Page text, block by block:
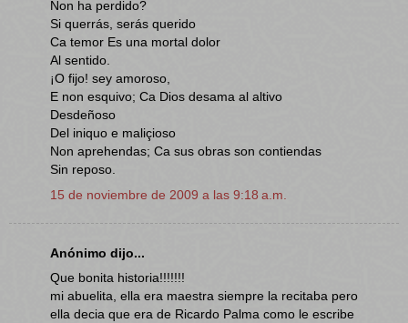
Non ha perdido?
Si querrás, serás querido
Ca temor Es una mortal dolor
Al sentido.
¡O fijo! sey amoroso,
E non esquivo; Ca Dios desama al altivo
Desdeñoso
Del iniquo e maliçioso
Non aprehendas; Ca sus obras son contiendas
Sin reposo.
15 de noviembre de 2009 a las 9:18 a.m.
Anónimo dijo...
Que bonita historia!!!!!!!
mi abuelita, ella era maestra siempre la recitaba pero
ella decia que era de Ricardo Palma como le escribe